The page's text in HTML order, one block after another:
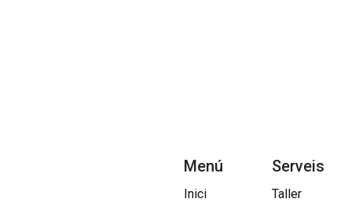
Menú
Inici
Serveis
Taller